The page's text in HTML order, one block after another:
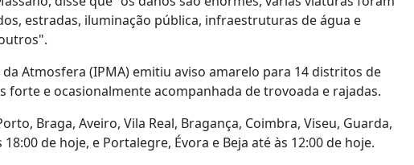
estradas, iluminação pública, infraestruturas de água e
Atmosfera (IPMA) emitiu aviso amarelo para 14 distritos de
e ocasionalmente acompanhada de trovoada e rajadas.
Braga, Aveiro, Vila Real, Bragança, Coimbra, Viseu, Guarda,
de hoje, e Portalegre, Évora e Beja até às 12:00 de hoje.